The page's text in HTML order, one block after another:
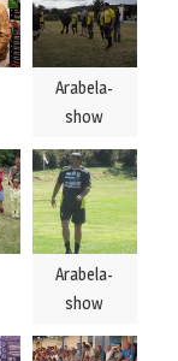
Arabela-
show
Arabela-
show